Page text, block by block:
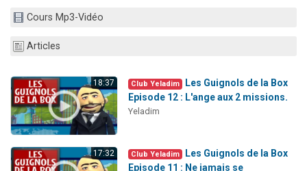
2 personnes viennent de nous rejoindre sur WhatsApp
Cours Mp3-Vidéo
Articles
18:37 Club Yeladim
Les Guignols de la Box
Episode 12 : L'ange aux 2 missions.
Yeladim
17:32 Club Yeladim
Les Guignols de la Box
Episode 11 : Ne jamais se